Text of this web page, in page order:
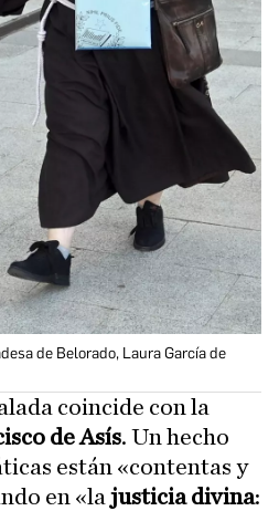
de Belorado, Laura García de
coincide con la
de Asís. Un hecho
están «contentas y
en «lajusticia divina: